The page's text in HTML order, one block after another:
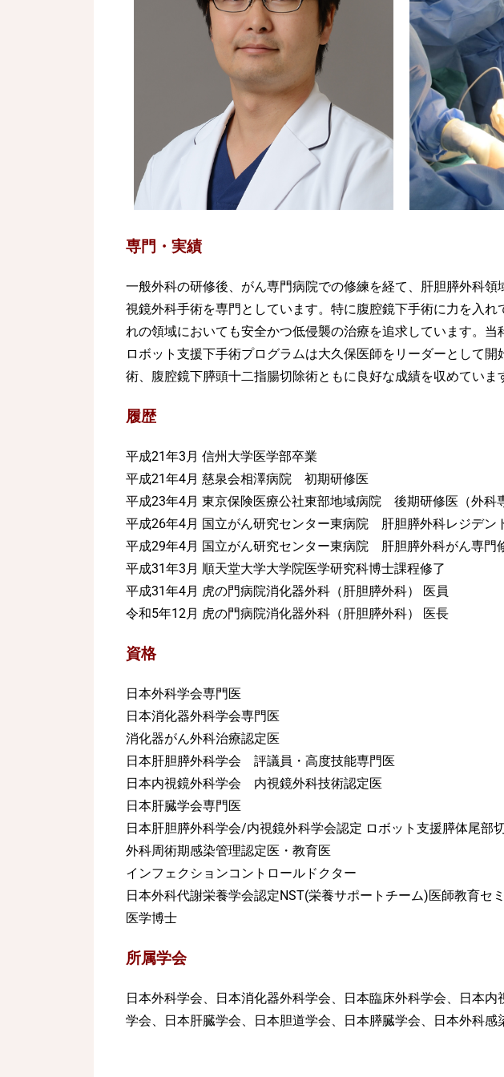
専門・実績
一般外科の研修後、がん専門病院での修練を経て、肝胆膵外科領
視鏡外科手術を専門としています。特に腹腔鏡下手術に力を入
れの領域においても安全かつ低侵襲の治療を追求しています。当
ロボット支援下手術プログラムは大久保医師をリーダーとして
術、腹腔鏡下膵頭十二指腸切除術ともに良好な成績を収めていま
履歴
平成21年3月 信州大学医学部卒業
平成21年4月 慈泉会相澤病院 初期研修医
平成23年4月 東京保険医療公社東部地域病院 後期研修医（外科
平成26年4月 国立がん研究センター東病院 肝胆膵外科レジデン
平成29年4月 国立がん研究センター東病院 肝胆膵外科がん専門
平成31年3月 順天堂大学大学院医学研究科博士課程修了
平成31年4月 虎の門病院消化器外科（肝胆膵外科） 医員
令和5年12月 虎の門病院消化器外科（肝胆膵外科） 医長
資格
日本外科学会専門医
日本消化器外科学会専門医
消化器がん外科治療認定医
日本肝胆膵外科学会 評議員・高度技能専門医
日本内視鏡外科学会 内視鏡外科技術認定医
日本肝臓学会専門医
日本肝胆膵外科学会/内視鏡外科学会認定 ロボット支援膵体尾部
外科周術期感染管理認定医・教育医
インフェクションコントロールドクター
日本外科代謝栄養学会認定NST(栄養サポートチーム)医師教育セ
医学博士
所属学会
日本外科学会、日本消化器外科学会、日本臨床外科学会、日本
学会、日本肝臓学会、日本胆道学会、日本膵臓学会、日本外科感